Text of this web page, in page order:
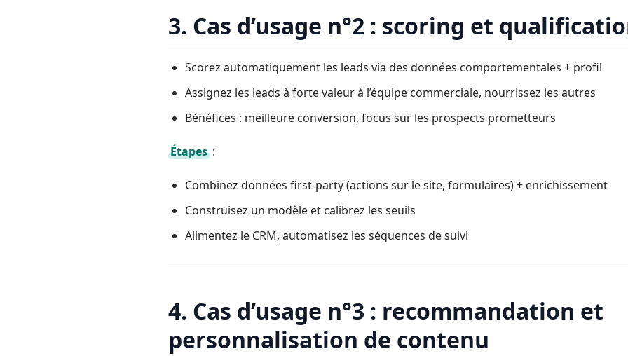
3. Cas d’usage n°2 : scoring et
Scorez automatiquement les leads via des données comportementales + profil
Assignez les leads à forte valeur à l’équipe commerciale, nourrissez les autres
Bénéfices : meilleure conversion, focus sur les prospects prometteurs
Étapes :
Combinez données first-party (actions sur le site, formulaires) + enrichissement
Construisez un modèle et calibrez les seuils
Alimentez le CRM, automatisez les séquences de suivi
4. Cas d’usage n°3 : recommandation et
personnalisation de contenu